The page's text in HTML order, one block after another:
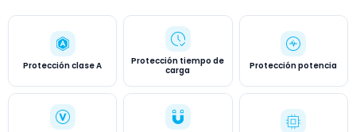
Protección clase A
Protección tiempo de
carga
Protección potencia